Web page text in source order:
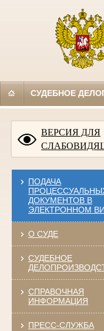
СУДЕБНОЕ
ВЕРСИЯ ДЛЯ
ПОДАЧА
ДОКУМЕНТОВ В
ЭЛЕКТРОННОМ
О СУДЕ
СУДЕБНОЕ
СПРАВОЧНАЯ
ИНФОРМАЦИЯ
ПРЕСС-СЛУЖБА